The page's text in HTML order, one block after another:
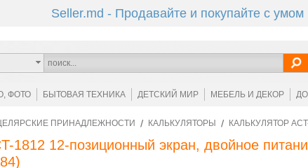
Seller.md - Продавайте и покупайте с умом
ФОТО БЫТОВАЯ ТЕХНИКА ДЕТСКИЙ МИР МЕБЕЛЬ И ДЕКОР
ПРИНАДЛЕЖНОСТИ КАЛЬКУЛЯТОРЫ КАЛЬКУЛЯТОР
1812 12-позиционный экран, двойное
)